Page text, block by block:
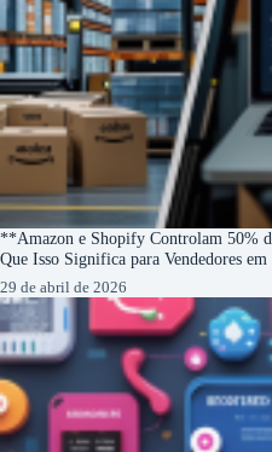
**Amazon e Shopify Controlam 50%
Que Isso Significa para Vendedores
29 de abril de 2026